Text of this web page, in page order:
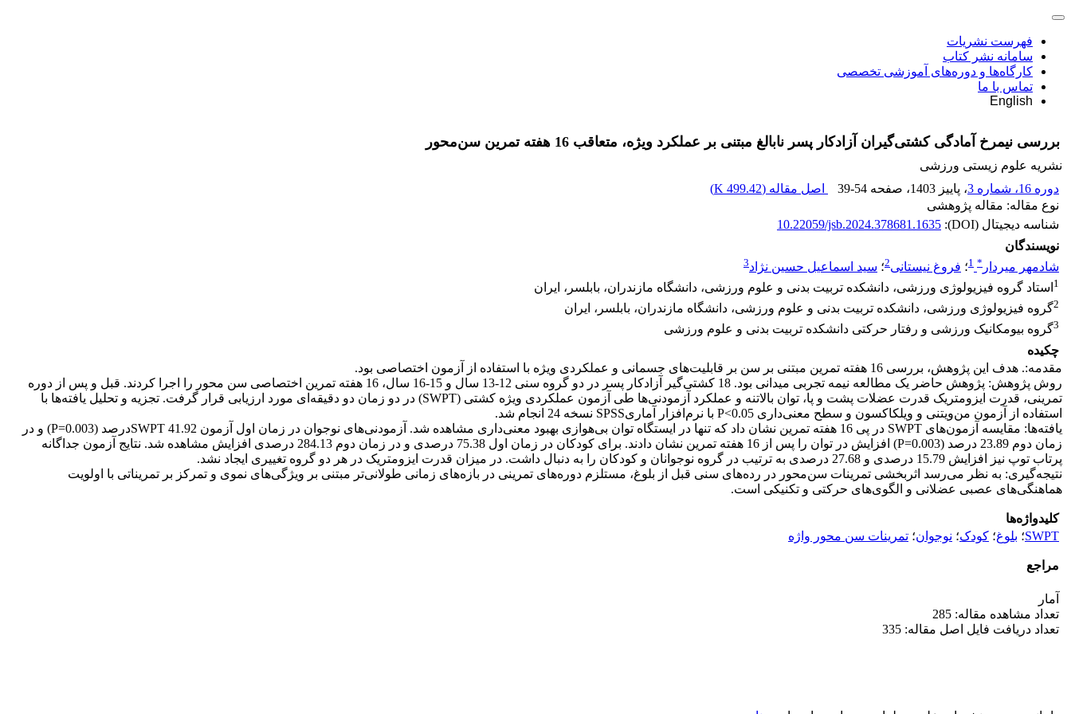
فهرست نشریات
سامانه نشر کتاب
کارگاه‌ها و دوره‌های آموزشی تخصصی
تماس با ما
English
بررسی نیمرخ آمادگی کشتی‌گیران آزادکار پسر نابالغ مبتنی بر عملکرد ویژه، متعاقب 16 هفته تمرین سن‌محور
نشریه علوم زیستی ورزشی
دوره 16، شماره 3
، پاییز 1403 ، صفحه 39-54 اصل مقاله (499.42 K
)
نوع مقاله: مقاله پژوهشی
شناسه دیجیتال (DOI):
10.22059/jsb.2024.378681.1635
نویسندگان
شادمهر میردار *
1؛ فروغ نیستانی2؛ سید اسماعیل حسین نژاد3
1 استاد گروه فیزیولوژی ورزشی، دانشکده تربیت بدنی و علوم ورزشی، دانشگاه مازندران، بابلسر، ایران
2گروه فیزیولوژی ورزشی، دانشکده تربیت بدنی و علوم ورزشی، دانشگاه مازندران، بابلسر، ایران
3گروه بیومکانیک ورزشی و رفتار حرکتی دانشکده تربیت بدنی و علوم ورزشی
چکیده
مقدمه:. هدف این پژوهش، بررسی 16 هفته تمرین مبتنی بر سن بر قابلیت‌های جسمانی و عملکردی ویژه با استفاده از آزمون اختصاصی بود.
روش پژوهش: پژوهش حاضر یک مطالعه نیمه تجربی میدانی بود. 18 کشتی‌گیر آزادکار پسر در دو گروه سنی 12-13 سال و 15-16 سال، 16 هفته تمرین اختصاصی سن محور را اجرا کردند. قبل و پس از دوره
تمرینی، قدرت ایزومتریک قدرت عضلات پشت و پا، توان بالاتنه و عملکرد آزمودنی‌ها طی آزمون عملکردی ویژه کشتی (SWPT) در دو زمان دو دقیقه‌ای مورد ارزیابی قرار گرفت. تجزیه و تحلیل یافته‌ها با
استفاده از آزمون من‌ویتنی و ویلکاکسون و سطح معنی‌داری P<0.05 با نرم‌افزار آماریSPSS نسخه 24 انجام شد.
یافته‌ها: مقایسه‌ آزمون‌های SWPT در پی 16 هفته تمرین نشان داد که تنها در ایستگاه توان بی‌هوازی بهبود معنی‌داری مشاهده شد. آزمودنی‌های نوجوان در زمان اول آزمون SWPT 41.92درصد (P=0.003) و در
زمان دوم 23.89 درصد (P=0.003) افزایش در توان را پس از 16 هفته تمرین نشان دادند. برای کودکان در زمان اول 75.38 درصدی و در زمان دوم 284.13 درصدی افزایش مشاهده شد. نتایج آزمون جداگانه
پرتاب توپ نیز افزایش 15.79 درصدی و 27.68 درصدی به ترتیب در گروه نوجوانان و کودکان را به دنبال داشت. در میزان قدرت ایزومتریک در هر دو گروه تغییری ایجاد نشد.
نتیجه‌گیری: به نظر می‌رسد اثربخشی تمرینات سن‌محور در رده‌های سنی قبل از بلوغ، مستلزم دوره‌های تمرینی در بازه‌های زمانی طولانی‌تر مبتنی بر ویژگی‌های نموی و تمرکز بر تمریناتی با اولویت
هماهنگی‌های عصبی عضلانی و الگوی‌های حرکتی و تکنیکی است.
کلیدواژه‌ها
SWPT؛ بلوغ؛ کودک؛ نوجوان؛ تمرینات سن محور واژه
مراجع
آمار
تعداد مشاهده مقاله: 285
تعداد دریافت فایل اصل مقاله: 335